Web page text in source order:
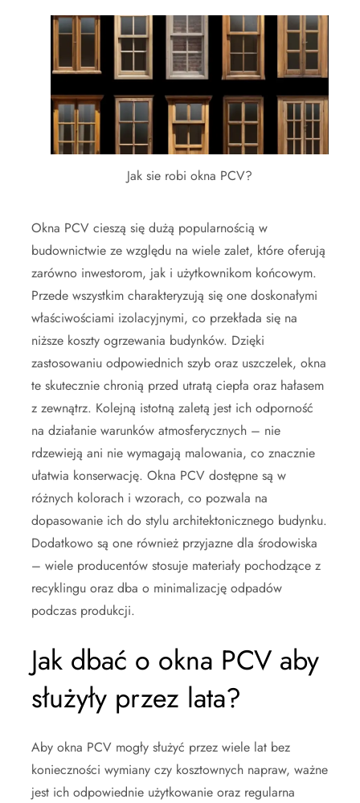
Jak sie robi okna PCV?
Okna PCV cieszą się dużą popularnością w
budownictwie ze względu na wiele zalet, które oferują
zarówno inwestorom, jak i użytkownikom końcowym.
Przede wszystkim charakteryzują się one doskonałymi
właściwościami izolacyjnymi, co przekłada się na
niższe koszty ogrzewania budynków. Dzięki
zastosowaniu odpowiednich szyb oraz uszczelek, okna
te skutecznie chronią przed utratą ciepła oraz hałasem
z zewnątrz. Kolejną istotną zaletą jest ich odporność
na działanie warunków atmosferycznych – nie
rdzewieją ani nie wymagają malowania, co znacznie
ułatwia konserwację. Okna PCV dostępne są w
różnych kolorach i wzorach, co pozwala na
dopasowanie ich do stylu architektonicznego budynku.
Dodatkowo są one również przyjazne dla środowiska
– wiele producentów stosuje materiały pochodzące z
recyklingu oraz dba o minimalizację odpadów
podczas produkcji.
Jak dbać o okna PCV aby
służyły przez lata?
Aby okna PCV mogły służyć przez wiele lat bez
konieczności wymiany czy kosztownych napraw, ważne
jest ich odpowiednie użytkowanie oraz regularna